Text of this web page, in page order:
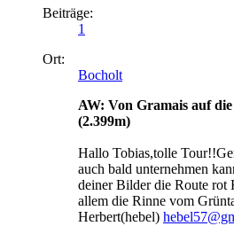
Beiträge:
1
Ort:
Bocholt
AW: Von Gramais auf
(2.399m)
Hallo Tobias,tolle
auch bald unternehmen
deiner Bilder die Route rot
allem die Rinne vom
Herbert(hebel)